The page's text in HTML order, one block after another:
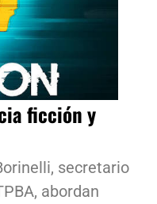
ficción y
secretario
abordan